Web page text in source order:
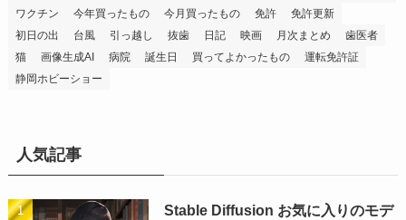
ワクチン
今年買ったもの 今月買ったもの 免許
免許更新
初日の出
台風 引っ越し 抜歯 日記 映画 月次まとめ
歯医者
猫
画像生成AI 病院 誕生日 買ってよかったもの
運転免許証
静岡ホビーショー
人気記事
Stable Diffusion お気に入りのモデ